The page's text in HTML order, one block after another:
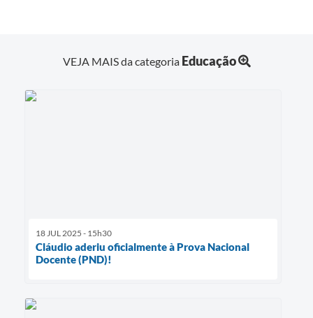
VEJA MAIS da categoria Educação
18 JUL 2025 - 15h30
Cláudio aderiu oficialmente à Prova Nacional
Docente (PND)!